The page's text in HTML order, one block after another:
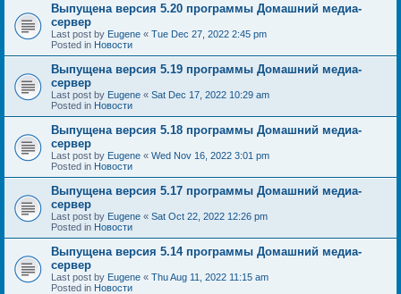
Выпущена версия 5.20 программы Домашний медиа-
сервер
Last post by Eugene « Tue Dec 27, 2022 2:45 pm
Posted in Новости
Выпущена версия 5.19 программы Домашний медиа-
сервер
Last post by Eugene « Sat Dec 17, 2022 10:29 am
Posted in Новости
Выпущена версия 5.18 программы Домашний медиа-
сервер
Last post by Eugene « Wed Nov 16, 2022 3:01 pm
Posted in Новости
Выпущена версия 5.17 программы Домашний медиа-
сервер
Last post by Eugene « Sat Oct 22, 2022 12:26 pm
Posted in Новости
Выпущена версия 5.14 программы Домашний медиа-
сервер
Last post by Eugene « Thu Aug 11, 2022 11:15 am
Posted in Новости